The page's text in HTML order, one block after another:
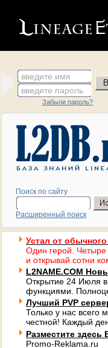
введите имя
введите пароль
Забыли пароль?
Поиск по сайту
Расширенный поиск
Устал от
Один герой. Четыре
и открывай сотни
L2NAME.COM
Открытие 24 Июля
функциями.
Лучший PVP
Только у нас всего
честной! Каждый
Разместите здесь
Promo-Reklama.ru